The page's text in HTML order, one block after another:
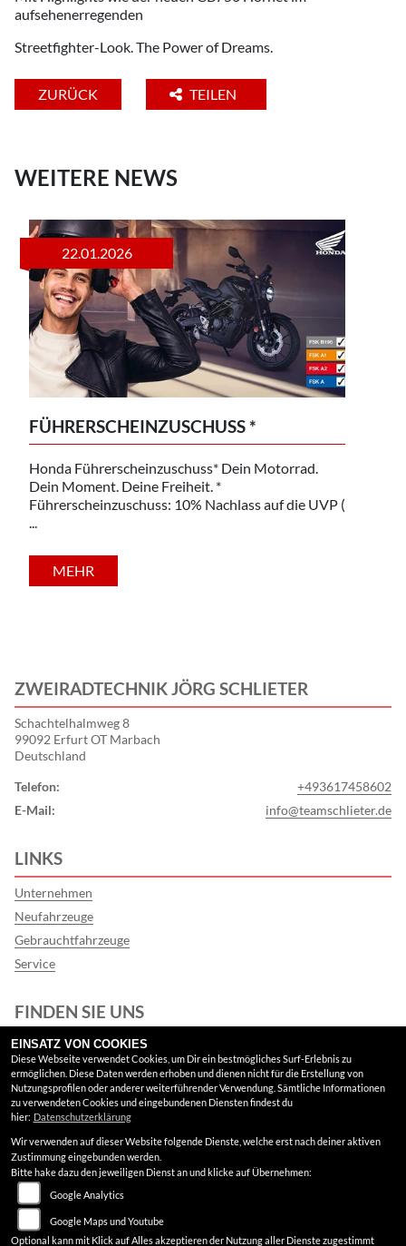
aufsehenerregenden
Streetfighter-Look. The Power of Dreams.
ZURÜCK TEILEN
WEITERE NEWS
22.01.2026
FÜHRERSCHEINZUSCHUSS *
Honda Führerscheinzuschuss* Dein Motorrad.
Dein Moment. Deine Freiheit. *
Führerscheinzuschuss: 10% Nachlass auf die UVP (
...
MEHR
ZWEIRADTECHNIK JÖRG SCHLIETER
Schachtelhalmweg 8
99092 Erfurt OT Marbach
Deutschland
Telefon:
+493617458602
E-Mail:
info@teamschlieter.de
LINKS
Unternehmen
Neufahrzeuge
Gebrauchtfahrzeuge
Service
FINDEN SIE UNS
Instagram
Google Maps
RECHTLICHES
AGB
Impressum
Datenschutz
EINSATZ VON COOKIES
Diese Webseite verwendet Cookies, um Dir ein bestmögliches Surf-Erlebnis zu
ermöglichen. Diese Daten werden erhoben und dienen nicht für die Erstellung von
Nutzungsprofilen oder anderer weiterführender Verwendung. Sämtliche Informationen
zu verwendeten Cookies und eingebundenen Diensten findest du
hier: Datenschutzerklärung
Wir verwenden auf dieser Website folgende Dienste, welche erst nach deiner aktiven
Zustimmung eingebunden werden.
Bitte hake dazu den jeweiligen Dienst an und klicke auf Übernehmen:
Google Analytics
Google Maps und Youtube
Optional kann mit Klick auf Alles akzeptieren der Nutzung aller Dienste zugestimmt